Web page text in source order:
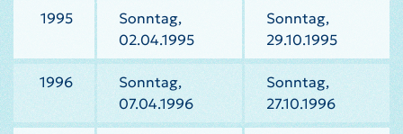
1995
Sonntag,
02.04.1995
Sonntag,
29.10.1995
1996
Sonntag,
07.04.1996
Sonntag,
27.10.1996